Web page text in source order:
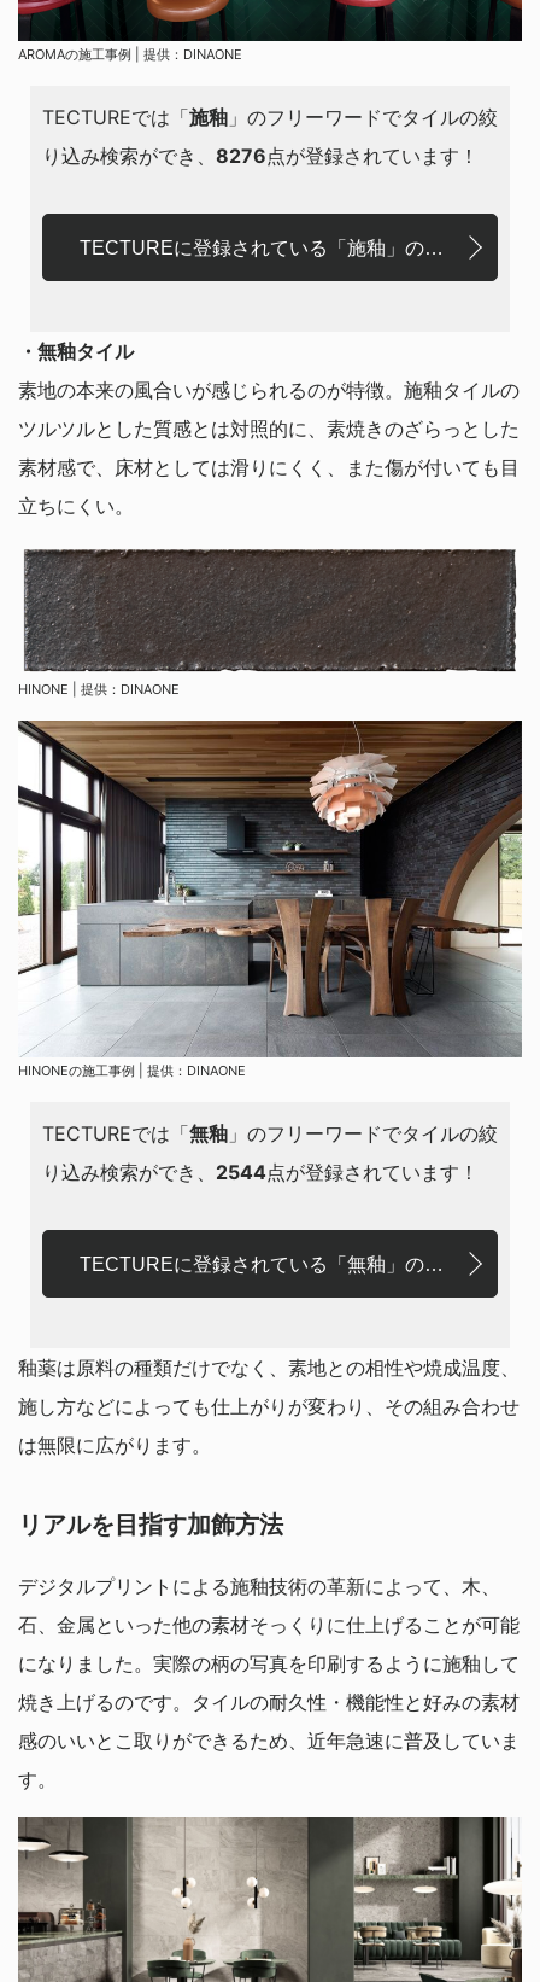
AROMAの施工事例 | 提供：DINAONE
TECTUREでは「施釉 」のフリーワードでタイルの絞
り込み検索ができ、 8276点が登録されています！
TECTUREに登録されている「施釉」のタイル
・無釉タイル
素地の本来の風合いが感じられるのが特徴。施釉タイルの
ツルツルとした質感とは対照的に、素焼きのざらっとした
素材感で、床材としては滑りにくく、また傷が付いても目
立ちにくい。
HINONE | 提供：DINAONE
HINONEの施工事例 | 提供：DINAONE
TECTUREでは「無釉 」のフリーワードでタイルの絞
り込み検索ができ、 2544点が登録されています！
TECTUREに登録されている「無釉」のタイル
釉薬は原料の種類だけでなく、素地との相性や焼成温度、
施し方などによっても仕上がりが変わり、その組み合わせ
は無限に広がります。
リアルを目指す加飾方法
デジタルプリントによる施釉技術の革新によって、木、
石、金属といった他の素材そっくりに仕上げることが可能
になりました。実際の柄の写真を印刷するように施釉して
焼き上げるのです。タイルの耐久性・機能性と好みの素材
感のいいとこ取りができるため、近年急速に普及していま
す。